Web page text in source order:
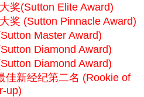
奖(Sutton Elite Award)
奖 (Sutton Pinnacle Award)
Master Award)
Diamond Award)
Diamond Award)
佳新经纪第二名 (Rookie of
up)